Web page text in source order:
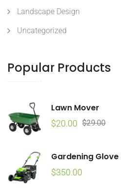
Landscape Design
Uncategorized
Popular Products
Lawn Mover
$29.00Original
$29.00.
$20.00
Current
$20.00.
Gardening Glove
$350.00